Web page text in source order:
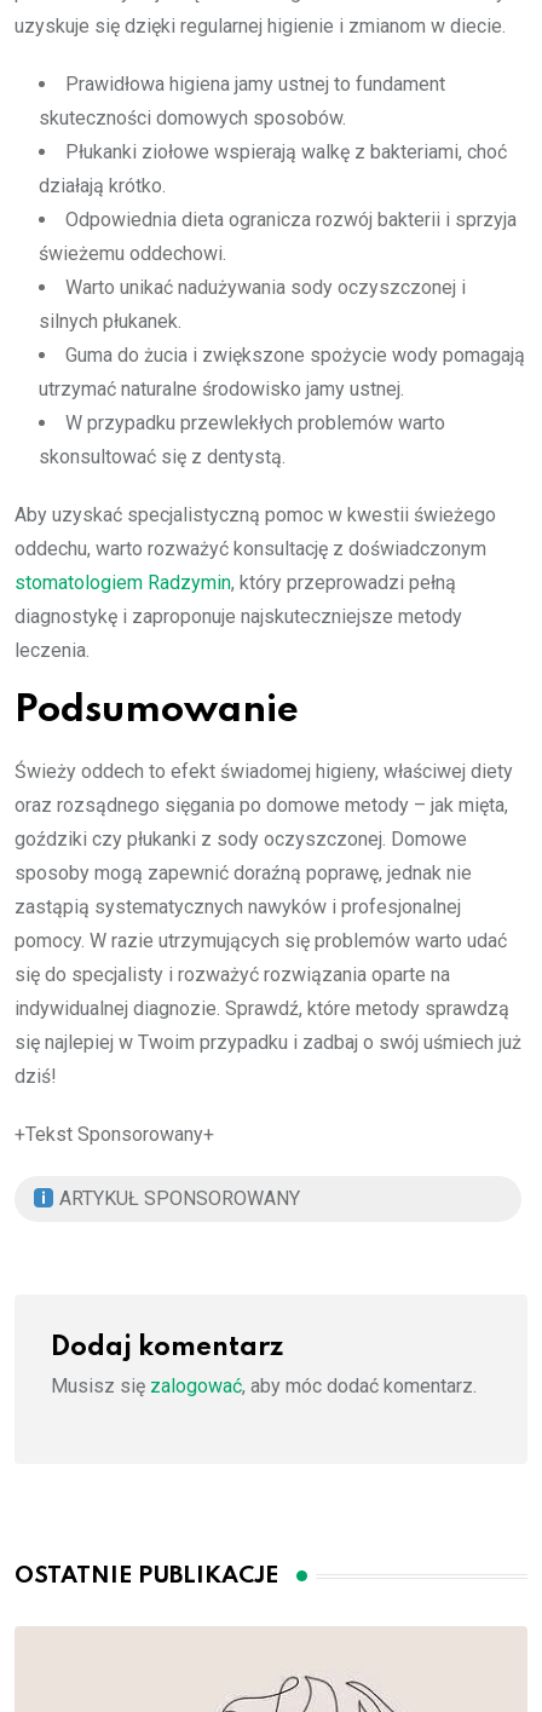
uzyskuje się dzięki regularnej higienie i zmianom w diecie.
Prawidłowa higiena jamy ustnej to fundament
skuteczności domowych sposobów.
Płukanki ziołowe wspierają walkę z bakteriami, choć
działają krótko.
Odpowiednia dieta ogranicza rozwój bakterii i sprzyja
świeżemu oddechowi.
Warto unikać nadużywania sody oczyszczonej i
silnych płukanek.
Guma do żucia i zwiększone spożycie wody pomagają
utrzymać naturalne środowisko jamy ustnej.
W przypadku przewlekłych problemów warto
skonsultować się z dentystą.
Aby uzyskać specjalistyczną pomoc w kwestii świeżego
oddechu, warto rozważyć konsultację z doświadczonym
stomatologiem Radzymin, który przeprowadzi pełną
diagnostykę i zaproponuje najskuteczniejsze metody
leczenia.
Podsumowanie
Świeży oddech to efekt świadomej higieny, właściwej diety
oraz rozsądnego sięgania po domowe metody – jak mięta,
goździki czy płukanki z sody oczyszczonej. Domowe
sposoby mogą zapewnić doraźną poprawę, jednak nie
zastąpią systematycznych nawyków i profesjonalnej
pomocy. W razie utrzymujących się problemów warto udać
się do specjalisty i rozważyć rozwiązania oparte na
indywidualnej diagnozie. Sprawdź, które metody sprawdzą
się najlepiej w Twoim przypadku i zadbaj o swój uśmiech już
dziś!
+Tekst Sponsorowany+
ARTYKUŁ SPONSOROWANY
Dodaj komentarz
Musisz się zalogować, aby móc dodać komentarz.
OSTATNIE PUBLIKACJE